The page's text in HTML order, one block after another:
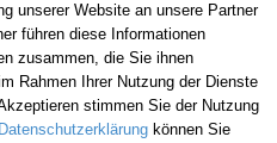
unserer Website an unsere Partner
führen diese Informationen
zusammen, die Sie ihnen
Rahmen Ihrer Nutzung der Dienste
stimmen Sie der Nutzung
Datenschutzerklärung können Sie
SINSHEIM